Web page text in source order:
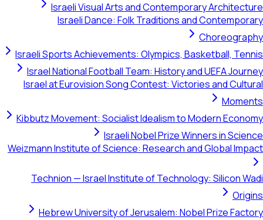
Israeli Visual Arts and Contemporary
Israeli Dance: Folk Traditions and
Israeli Sports Achievements: Olympics, Basketball,
Israel National Football Team: History and UEFA
Israel at Eurovision Song Contest: Victories and
Kibbutz Movement: Socialist Idealism to Modern
Israeli Nobel Prize Winners in
Weizmann Institute of Science: Research and Global
Technion — Israel Institute of Technology:
Hebrew University of Jerusalem: Nobel Prize